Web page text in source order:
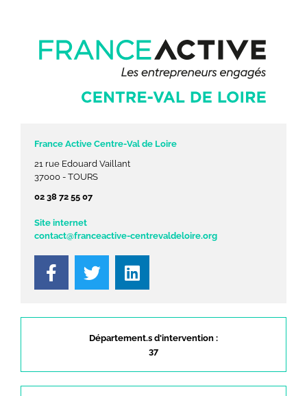
France Active Centre-Val de Loire
21 rue Edouard Vaillant
37000 - TOURS
02 38 72 55 07
Site internet
contact@franceactive-centrevaldeloire.org
Département.s d'intervention :
37